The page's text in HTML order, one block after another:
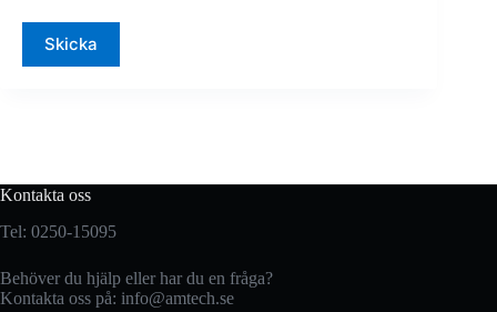
Skicka
Kontakta oss
Tel: 0250-15095
Behöver du hjälp eller har du en fråga?
Kontakta oss på: info@amtech.se